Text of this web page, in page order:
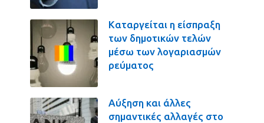
Καταργείται η είσπραξη
των δημοτικών τελών
μέσω των λογαριασμών
ρεύματος
Αύξηση και άλλες
σημαντικές αλλαγές στο